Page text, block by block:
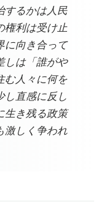
するかは人民
権利は受け止
に向き合って
しは「誰がや
む人々に何を
し直感に反し
生き残る政策
激しく争われ